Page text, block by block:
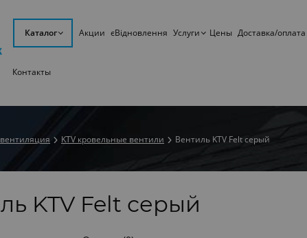
Каталог Акции єВідновлення Услуги Цены Доставка/оплата
Контакты
KTV кровельные вентили Вентиль KTV Felt серый
KTV Felt серый